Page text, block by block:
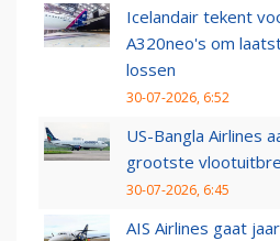
Icelandair tekent
A320neo's om
lossen
30-07-2026, 6:52
US-Bangla Airlines
grootste
30-07-2026, 6:45
AIS Airlines gaat